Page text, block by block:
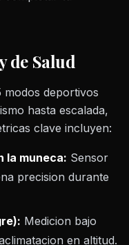
de Salud
modos deportivos
hasta escalada,
clave incluyen:
la muneca: Sensor
precision durante
Medicion bajo
en altitud.